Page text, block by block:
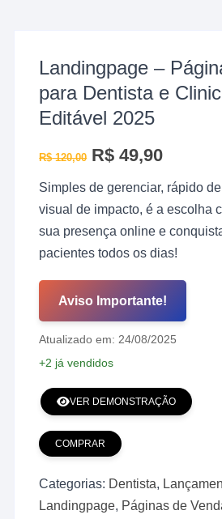
Landingpage –
para Dentista e
Editável 2025
R$120,00 O
preço
era:
R$ 49,90O
é:
Simples de gerenciar, rápido
visual de impacto, é a escolha
sua presença online e
pacientes todos os dias!
Aviso Importante!
Atualizado em: 24/08/2025
+2 já vendidos
VER DEMONSTRAÇÃO
Landingpage
Página
de
COMPRAR
Categorias: Dentista,
Landingpage, Páginas de